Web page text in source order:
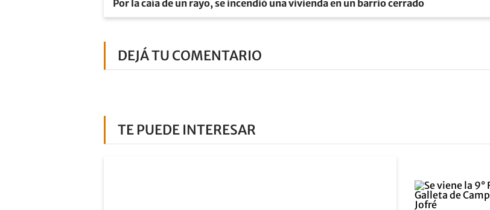
Por la caía de un rayo, se incendió una vivienda en un barrio cerrado
DEJÁ TU COMENTARIO
TE PUEDE INTERESAR